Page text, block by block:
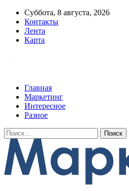
Суббота, 8 августа, 2026
Контакты
Лента
Карта
Главная
Маркетинг
Интересное
Разное